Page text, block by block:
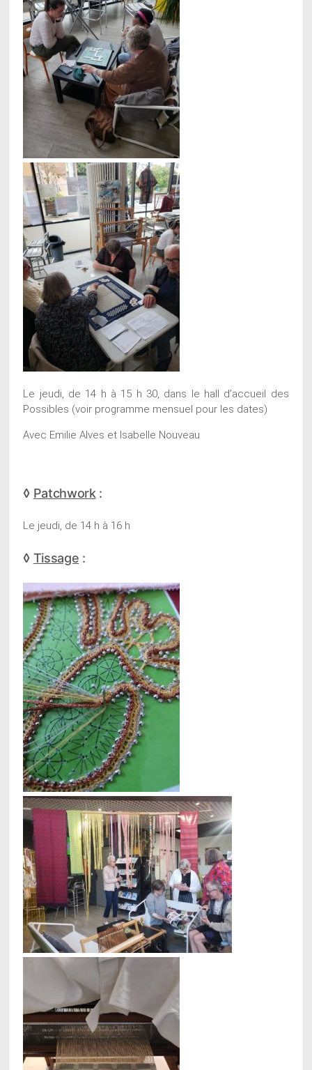
Le jeudi, de 14 h à 15 h 30, dans le hall d’accueil des
Possibles (voir programme mensuel pour les dates)
Avec Emilie Alves et Isabelle Nouveau
◊ Patchwork:
Le jeudi, de 14 h à 16 h
◊ Tissage :